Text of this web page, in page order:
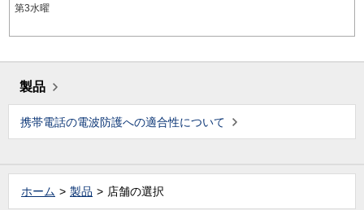
第3水曜
製品
携帯電話の電波防護への適合性について
ホーム 製品 店舗の選択